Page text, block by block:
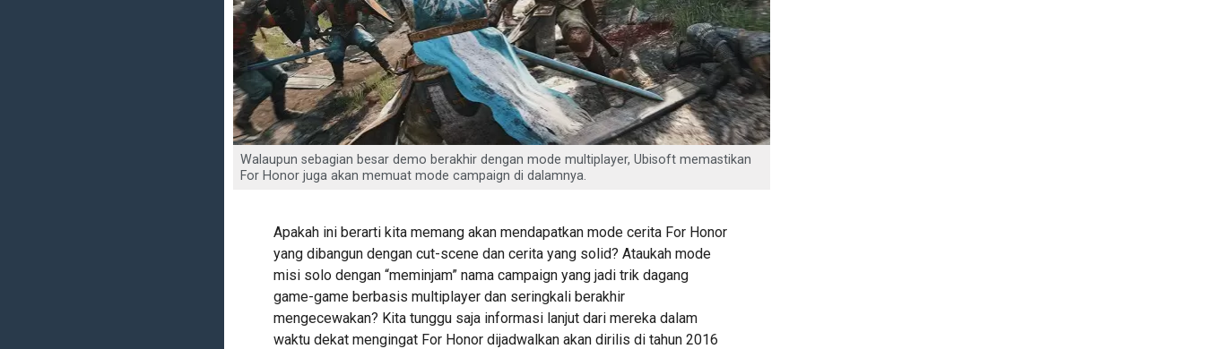
Walaupun sebagian besar demo berakhir dengan mode multiplayer, Ubisoft memastikan
For Honor juga akan memuat mode campaign di dalamnya.
Apakah ini berarti kita memang akan mendapatkan mode cerita For Honor
yang dibangun dengan cut-scene dan cerita yang solid? Ataukah mode
misi solo dengan “meminjam” nama campaign yang jadi trik dagang
game-game berbasis multiplayer dan seringkali berakhir
mengecewakan? Kita tunggu saja informasi lanjut dari mereka dalam
waktu dekat mengingat For Honor dijadwalkan akan dirilis di tahun 2016